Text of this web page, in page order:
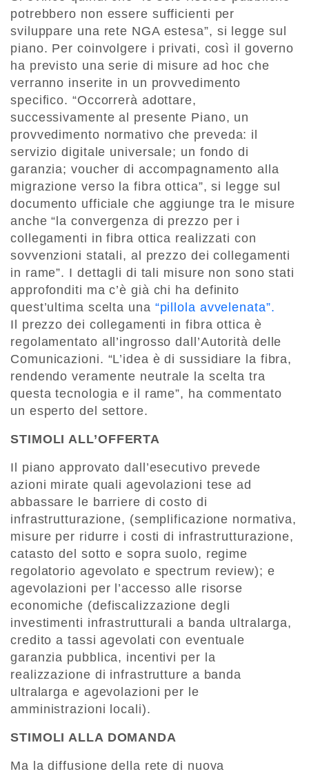
potrebbero non essere sufficienti per
sviluppare una rete NGA estesa”, si legge sul
piano. Per coinvolgere i privati, così il governo
ha previsto una serie di misure ad hoc che
verranno inserite in un provvedimento
specifico. “Occorrerà adottare,
successivamente al presente Piano, un
provvedimento normativo che preveda: il
servizio digitale universale; un fondo di
garanzia; voucher di accompagnamento alla
migrazione verso la fibra ottica”, si legge sul
documento ufficiale che aggiunge tra le misure
anche “la convergenza di prezzo per i
collegamenti in fibra ottica realizzati con
sovvenzioni statali, al prezzo dei collegamenti
in rame”. I dettagli di tali misure non sono stati
approfonditi ma c’è già chi ha definito
quest’ultima scelta una “pillola avvelenata”.
Il prezzo dei collegamenti in fibra ottica è
regolamentato all’ingrosso dall’Autorità delle
Comunicazioni. “L’idea è di sussidiare la fibra,
rendendo veramente neutrale la scelta tra
questa tecnologia e il rame”, ha commentato
un esperto del settore.
STIMOLI ALL’OFFERTA
Il piano approvato dall’esecutivo prevede
azioni mirate quali agevolazioni tese ad
abbassare le barriere di costo di
infrastrutturazione, (semplificazione normativa,
misure per ridurre i costi di infrastrutturazione,
catasto del sotto e sopra suolo, regime
regolatorio agevolato e spectrum review); e
agevolazioni per l’accesso alle risorse
economiche (defiscalizzazione degli
investimenti infrastrutturali a banda ultralarga,
credito a tassi agevolati con eventuale
garanzia pubblica, incentivi per la
realizzazione di infrastrutture a banda
ultralarga e agevolazioni per le
amministrazioni locali).
STIMOLI ALLA DOMANDA
Ma la diffusione della rete di nuova